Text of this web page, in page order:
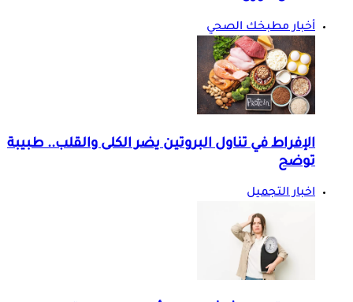
أخبار مطبخك الصحي
الإفراط في تناول البروتين يضر الكلى والقلب.. طبيبة
توضح
اخبار التجميل